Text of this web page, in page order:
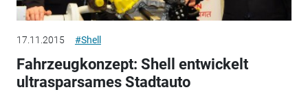
17.11.2015 #Shell
Fahrzeugkonzept: Shell entwickelt
ultrasparsames Stadtauto